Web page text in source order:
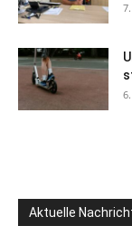
Aktuelle